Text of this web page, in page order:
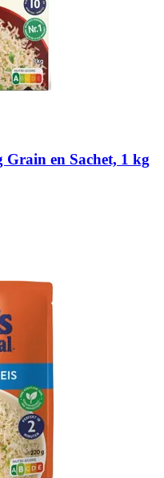
Grain en Sachet, 1 kg